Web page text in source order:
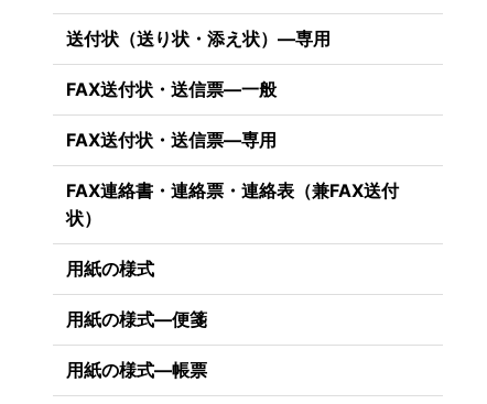
送付状（送り状・添え状）―専用
FAX送付状・送信票―一般
FAX送付状・送信票―専用
FAX連絡書・連絡票・連絡表（兼FAX送付
状）
用紙の様式
用紙の様式―便箋
用紙の様式―帳票